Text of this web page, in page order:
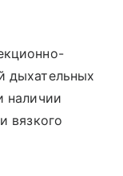
дыхательных
наличии
вязкого